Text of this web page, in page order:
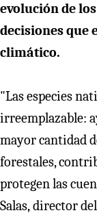
evolución de
decisiones que
climático.
"Las especies
irreemplazable:
mayor cantidad
forestales,
protegen las
Salas, director del